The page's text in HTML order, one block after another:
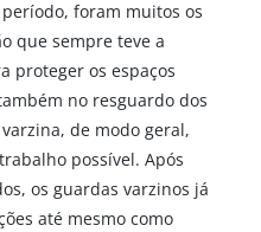
foram muitos os
que sempre teve a
proteger os espaços
no resguardo dos
de modo geral,
possível. Após
os guardas varzinos já
até mesmo como